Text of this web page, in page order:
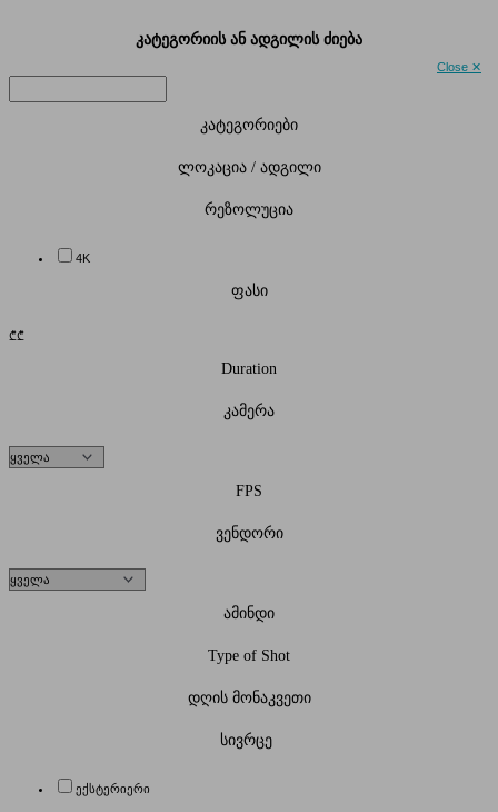
Close ✕
კატეგორიის ან ადგილის ძიება
კატეგორიები
ლოკაცია / ადგილი
რეზოლუცია
4K
ფასი
₾₾
Duration
კამერა
FPS
ვენდორი
ამინდი
Type of Shot
დღის მონაკვეთი
სივრცე
ექსტერიერი